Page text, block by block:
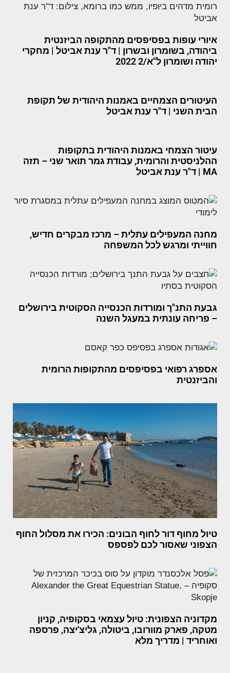
איורי עופות בפסיפסים מהתקופה הביזנטית
ביהודה, בשומרון ובשרון | ד"ר ענת אביטל | מחקרי
יהודה ושומרון ל"א/2 2022
העיטורים הצמחיים באמנות היהודית של תקופת
הבית השני | ד"ר ענת אביטל
עיטור הצמחי באמנות היהודית בתקופות
ההלניסטית והרומית, עבודת גמר תואר שני – תזה
MA | ד"ר ענת אביטל
מחנה המעפילים עתלית – מרכז מבקרים חדיש,
חווייתי ומרגש לכל המשפחה
גבעת התנ"ך ומורדות הכנסייה הסקוטית בירושלים
– פריחה עונתית במעגל השנה
אספרג רפואי בפסיפסים מהתקופות הרומית
והביזנטית
טיול מחוף דור לחוף הבונים: הכירו את מסלול החוף
הצפוני שאסור לכם לפספס
מקדוניה הצפונית: טיול עצמאי בסקופיה, קניון
מטקה, פארק מוורובו, ביטולה, גליצ'יצה, פרספה
ואוחריד | מדריך מלא